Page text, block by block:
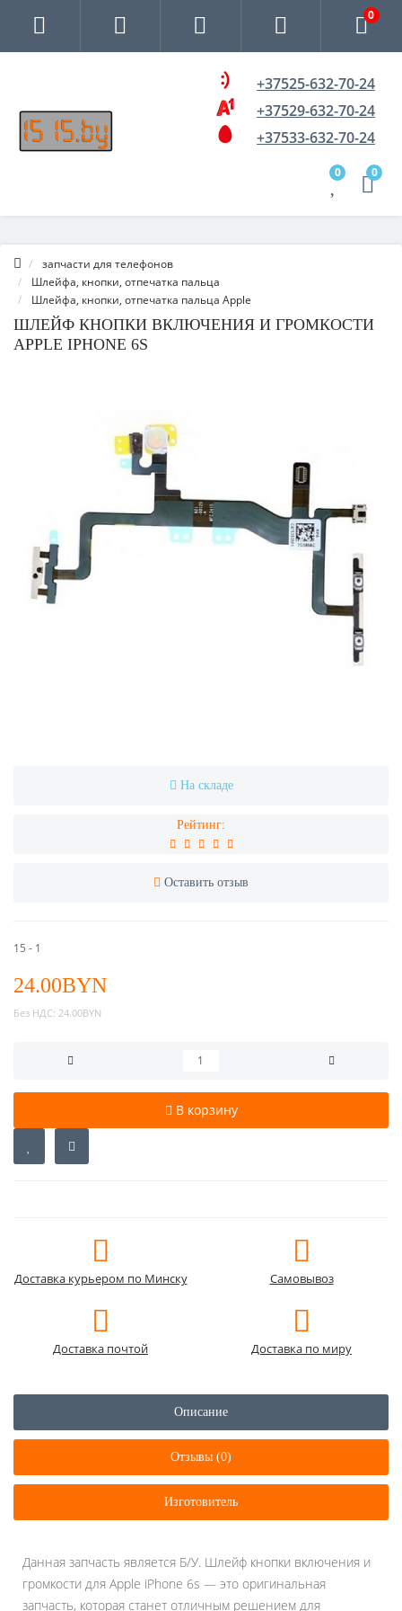
0
+37525-632-70-24
+37529-632-70-24
+37533-632-70-24
0 0
запчасти для телефонов
Шлейфа, кнопки, отпечатка пальца
Шлейфа, кнопки, отпечатка пальца Apple
ШЛЕЙФ КНОПКИ ВКЛЮЧЕНИЯ И ГРОМКОСТИ
APPLE IPHONE 6S
На складе
Рейтинг:
Оставить отзыв
15 - 1
24.00BYN
Без НДС: 24.00BYN
В корзину
Доставка курьером по Минску Самовывоз
Доставка почтой Доставка по миру
Описание
Отзывы (0)
Изготовитель
Данная запчасть является Б/У. Шлейф кнопки включения и
громкости для Apple iPhone 6s — это оригинальная
запчасть, которая станет отличным решением для